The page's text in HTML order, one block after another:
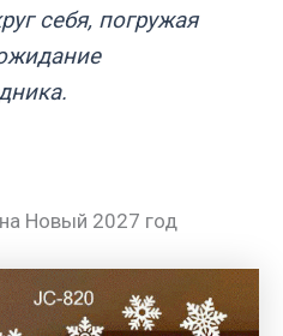
себя, погружая
Новый 2027 год